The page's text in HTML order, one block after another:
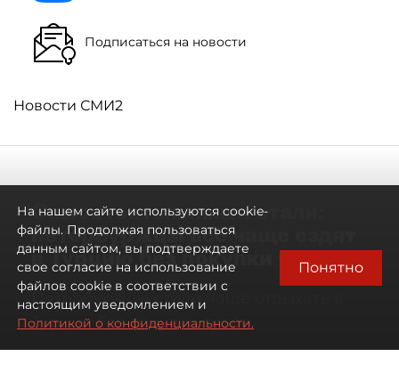
Подписаться на новости
Новости СМИ2
Самостоятельными стали:
петербуржцы всё чаще ездят
в Турцию без покупки туров
Петербуржцы стали чаще отдыхать в
Турции без покупки туров
На нашем сайте используются cookie-
файлы. Продолжая пользоваться
данным сайтом, вы подтверждаете
свое согласие на использование
файлов cookie в соответствии с
настоящим уведомлением и
Политикой о конфиденциальности.
Понятно